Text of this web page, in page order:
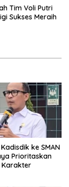
Tim Voli Putri
Sukses Meraih
ke SMAN
Prioritaskan
Karakter